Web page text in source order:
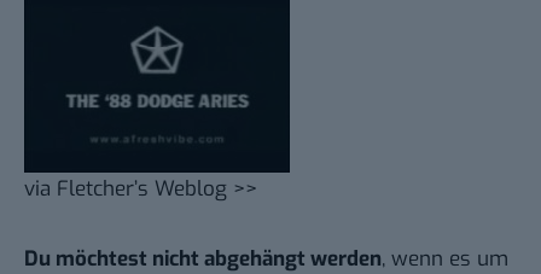
via Fletcher’s Weblog >>
Du möchtest nicht abgehängt werden, wenn es um